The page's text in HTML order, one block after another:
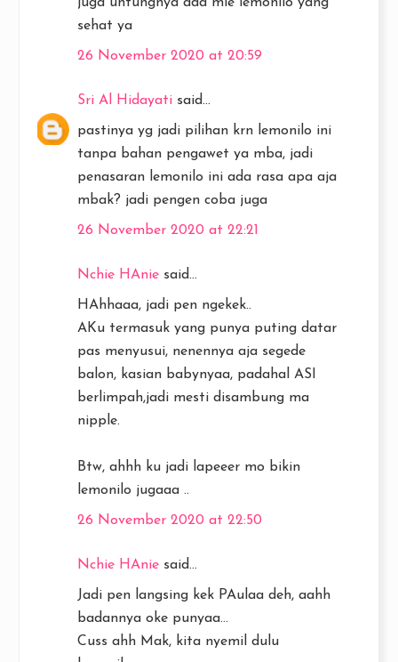
sehat ya
26 November 2020 at 20:59
Sri Al Hidayati said...
pastinya yg jadi pilihan krn lemonilo ini
tanpa bahan pengawet ya mba, jadi
penasaran lemonilo ini ada rasa apa aja
mbak? jadi pengen coba juga
26 November 2020 at 22:21
Nchie HAnie said...
HAhhaaa, jadi pen ngekek..
AKu termasuk yang punya puting datar
pas menyusui, nenennya aja segede
balon, kasian babynyaa, padahal ASI
berlimpah,jadi mesti disambung ma
nipple.
Btw, ahhh ku jadi lapeeer mo bikin
lemonilo jugaaa ..
26 November 2020 at 22:50
Nchie HAnie said...
Jadi pen langsing kek PAulaa deh, aahh
badannya oke punyaa...
Cuss ahh Mak, kita nyemil dulu